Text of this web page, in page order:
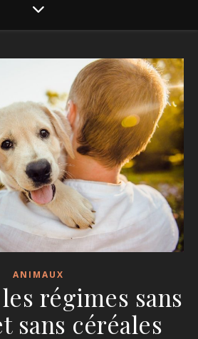
ANIMAUX
régimes sans
sans céréales